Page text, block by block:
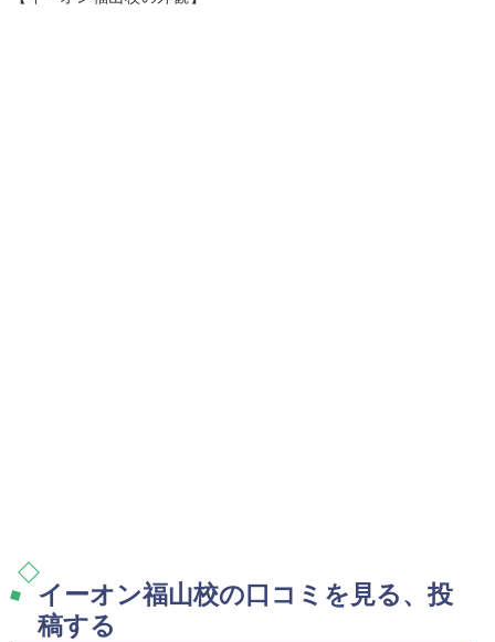
イーオン福山校の口コミを見る、投
稿する